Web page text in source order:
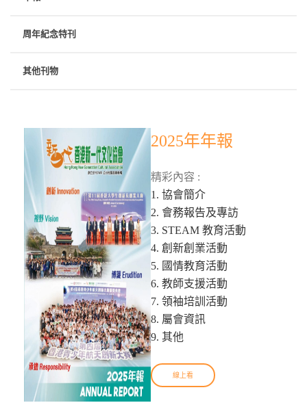
周年紀念特刊
其他刊物
2025年年報
精彩內容 :
1. 協會簡介
2. 會務報告及專訪
3. STEAM 教育活動
4. 創新創業活動
5. 國情教育活動
6. 教師支援活動
7. 領袖培訓活動
8. 屬會資訊
9. 其他
線上看